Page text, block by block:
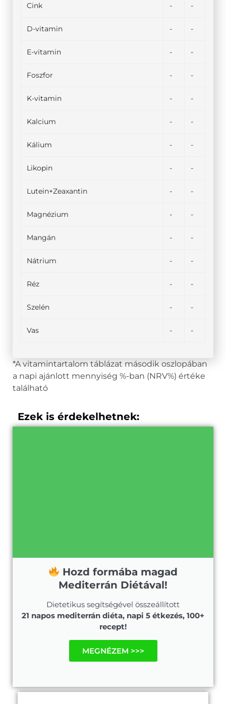
Cink - -
D-vitamin - -
E-vitamin - -
Foszfor - -
K-vitamin - -
Kalcium - -
Kálium - -
Likopin - -
Lutein+Zeaxantin - -
Magnézium - -
Mangán - -
Nátrium - -
Réz - -
Szelén - -
Vas - -
*A vitamintartalom táblázat második oszlopában
a napi ajánlott mennyiség %-ban (NRV%) értéke
található
Ezek is érdekelhetnek:
Hozd formába magad
Mediterrán Diétával!
Dietetikus segítségével összeállított
21 napos mediterrán diéta, napi 5 étkezés, 100+
recept!
MEGNÉZEM >>>